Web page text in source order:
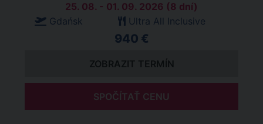
25. 08. - 01. 09. 2026 (8 dní)
Gdańsk
Ultra All Inclusive
940 €
ZOBRAZIT TERMÍN
SPOČÍTAŤ CENU